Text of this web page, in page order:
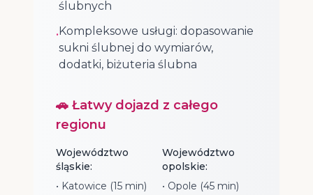
ślubnych
•Kompleksowe usługi: dopasowanie
sukni ślubnej do wymiarów,
dodatki, biżuteria ślubna
🚗 Łatwy dojazd z całego
regionu
Województwo
śląskie:
• Katowice (15 min)
Województwo
opolskie:
• Opole (45 min)